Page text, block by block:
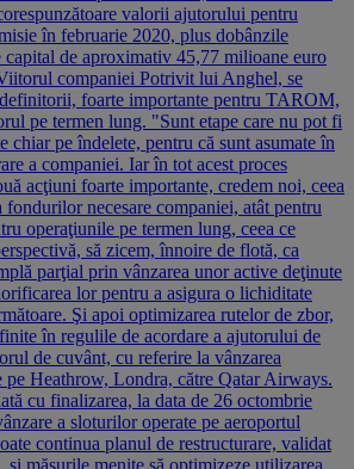
valorii ajutorului pentru
în februarie 2020, plus dobânzile
capital de aproximativ 45,77 milioane euro
companiei Potrivit lui Anghel, se
foarte importante pentru TAROM,
pe termen lung. "Sunt etape care nu pot fi
chiar pe îndelete, pentru că sunt asumate în
a companiei. Iar în tot acest proces
acţiuni foarte importante, credem noi, ceea
fondurilor necesare companiei, atât pentru
operaţiunile pe termen lung, ceea ce
să zicem, înnoire de flotă, ca
parţial prin vânzarea unor active deţinute
lor pentru a asigura o lichiditate
Şi apoi optimizarea rutelor de zbor,
în regulile de acordare a ajutorului de
de cuvânt, cu referire la vânzarea
pe Heathrow, Londra, către Qatar Airways.
cu finalizarea, la data de 26 octombrie
a sloturilor operate pe aeroportul
continua planul de restructurare, validat
şi măsurile menite să optimizeze utilizarea